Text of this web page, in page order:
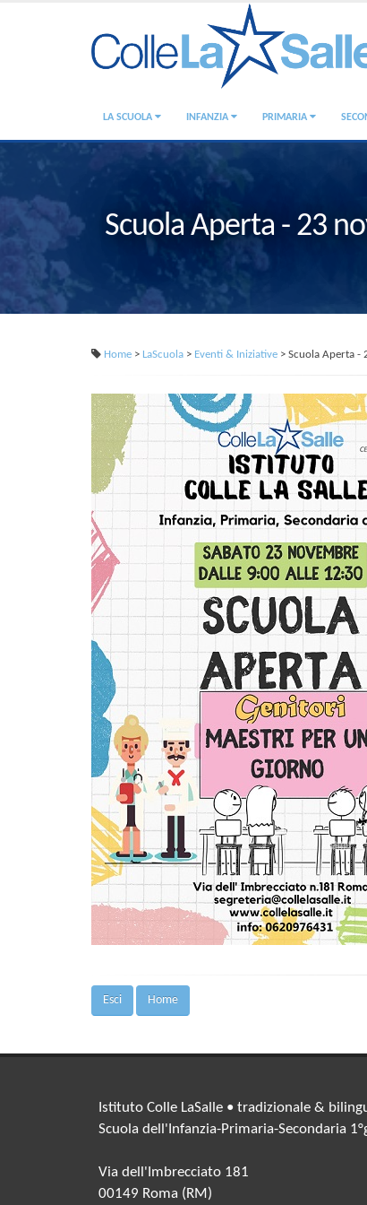
LA SCUOLA INFANZIA PRIMARIA
Scuola Aperta - 23
Home > LaScuola > Eventi & Iniziative > Scuola Aperta -
Esci Home
Istituto Colle LaSalle • tradizionale &
Scuola dell'Infanzia-Primaria-Secondaria
Via dell'Imbrecciato 181
00149 Roma (RM)